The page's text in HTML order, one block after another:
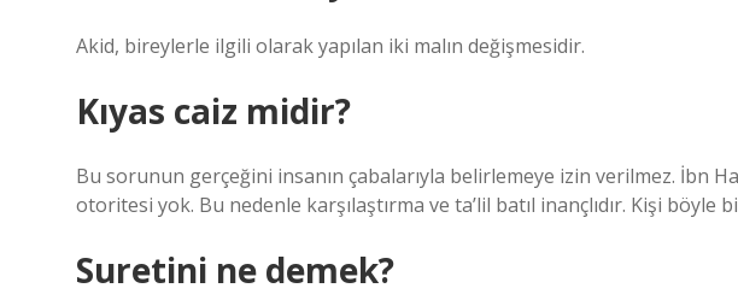
Akid, bireylerle ilgili olarak yapılan iki malın değişmesidir.
Kıyas caiz midir?
Bu sorunun gerçeğini insanın çabalarıyla belirlemeye izin verilmez. İbn
otoritesi yok. Bu nedenle karşılaştırma ve ta’lil batıl inançlıdır. Kişi böyle
Suretini ne demek?